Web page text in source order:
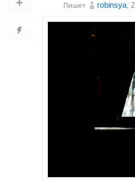
Пишет robinsya ,